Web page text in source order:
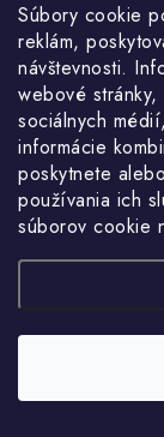
Súbory cookie
reklám,
návštevnosti.
webové
sociálnych
informácie
poskytnete
používania ich
súborov cookie
€163